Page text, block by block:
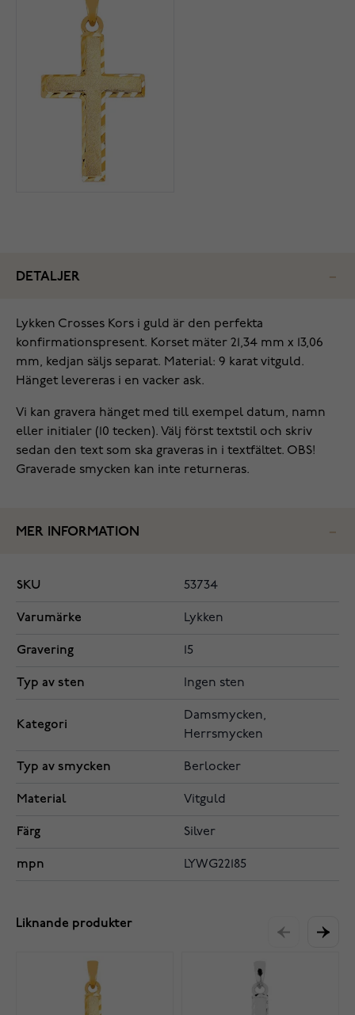
DETALJER
Lykken Crosses Kors i guld är den perfekta
konfirmationspresent. Korset mäter 21,34 mm x 13,06
mm, kedjan säljs separat. Material: 9 karat vitguld.
Hänget levereras i en vacker ask.
Vi kan gravera hänget med till exempel datum, namn
eller initialer (10 tecken). Välj först textstil och skriv
sedan den text som ska graveras in i textfältet. OBS!
Graverade smycken kan inte returneras.
MER INFORMATION
SKU 53734
Varumärke Lykken
Gravering 15
Typ av sten Ingen sten
Kategori
Damsmycken,
Herrsmycken
Typ av smycken Berlocker
Material Vitguld
Färg Silver
mpn LYWG22185
Liknande produkter